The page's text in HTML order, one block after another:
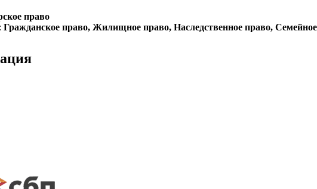
право
Гражданское право, Жилищное право, Наследственное право,